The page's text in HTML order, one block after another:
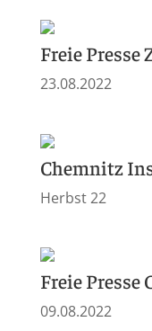
Freie Presse
23.08.2022
Chemnitz
Herbst 22
Freie Presse
09.08.2022